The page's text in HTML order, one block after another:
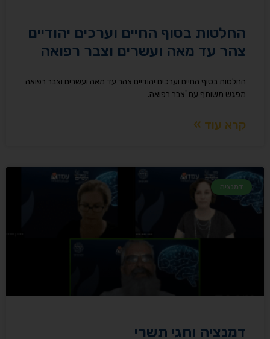
החלטות בסוף החיים וערכים יהודיים
צהר עד מאה ועשרים וצבר רפואה
החלטות בסוף החיים וערכים יהודיים צהר עד מאה ועשרים וצבר רפואה
מפגש משותף עם 'צבר רפואה.
קרא עוד »
דמנציה
דמנציה וחגי תשרי